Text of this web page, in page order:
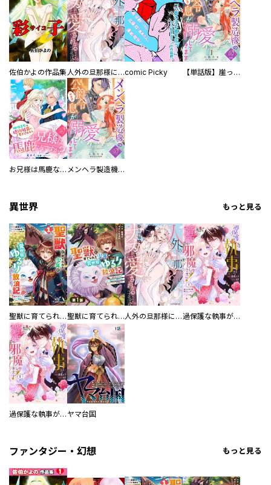
佐伯かよの作品集 人外の旦那様に娶られ毎晩ナカまで愛される…。アンソロジーcomic Picky 【単話版】崖っぷち令嬢ですが、意地と策略で幸せになります！シリーズ
お兄様は馬鹿なんですか？～地味王女は婚約破棄に巻き込まれる～ メンヘラ製造機の公爵令息（過保護）が溺愛してきます
異世界 もっと見る
聖獣に育てられた少年の異世界ゆるり放浪記～神様からもらったチート魔法で、仲間たちとスローライフを満喫中～ 聖獣に育てられた少年の異世界ゆるり放浪記～神様からもらったチート魔法で、仲間たちとスローライフを満喫中～【分冊版】 人外の旦那様に娶られ毎晩ナカまで愛される…。アンソロジー 過保護な執事が私の婚活を邪魔してきます！ 分冊版
過保護な執事が私の婚活を邪魔してきます！ ヤマ台国
ファンタジー・幻想 もっと見る